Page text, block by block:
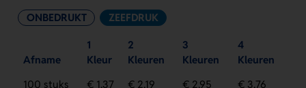
ONBEDRUKT ZEEFDRUK
Afname
1
Kleur
2
Kleuren
3
Kleuren
4
Kleuren
100 stuks
€ 1,37 € 2,19 € 2,95 € 3,76